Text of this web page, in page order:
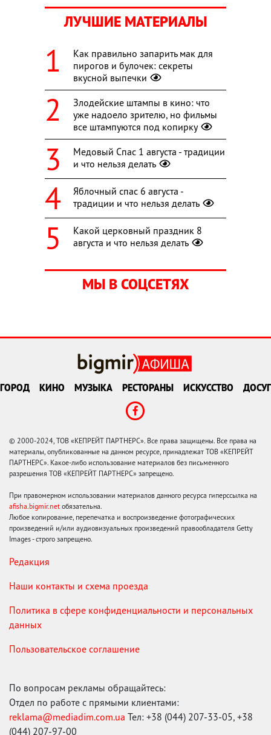
ЛУЧШИЕ МАТЕРИАЛЫ
Как правильно запарить мак для
пирогов и булочек: секреты
вкусной выпечки
Злодейские штампы в кино: что
уже надоело зрителю, но фильмы
все штампуются под копирку
Медовый Спас 1 августа - традиции
и что нельзя делать
Яблочный спас 6 августа -
традиции и что нельзя делать
Какой церковный праздник 8
августа и что нельзя делать
МЫ В СОЦСЕТЯХ
ГОРОД КИНО МУЗЫКА РЕСТОРАНЫ ИСКУССТВО ДОСУГ
© 2000-2024, ТОВ «КЕПРЕЙТ ПАРТНЕРС». Все права защищены. Все права на
материалы, опубликованные на данном ресурсе, принадлежат ТОВ «КЕПРЕЙТ
ПАРТНЕРС». Какое-либо использование материалов без письменного
разрешения ТОВ «КЕПРЕЙТ ПАРТНЕРС» запрещено.
При правомерном использовании материалов данного ресурса гиперссылка на
afisha.bigmir.net обязательна.
Любое копирование, перепечатка и воспроизведение фотографических
произведений и/или аудиовизуальных произведений правообладателя Getty
Images - строго запрещено.
Редакция
Наши контакты и схема проезда
Политика в сфере конфиденциальности и персональных
данных
Пользовательское соглашение
По вопросам рекламы обращайтесь:
Отдел по работе с прямыми клиентами:
reklama@mediadim.com.ua Тел: +38 (044) 207-33-05, +38
(044) 207-97-00